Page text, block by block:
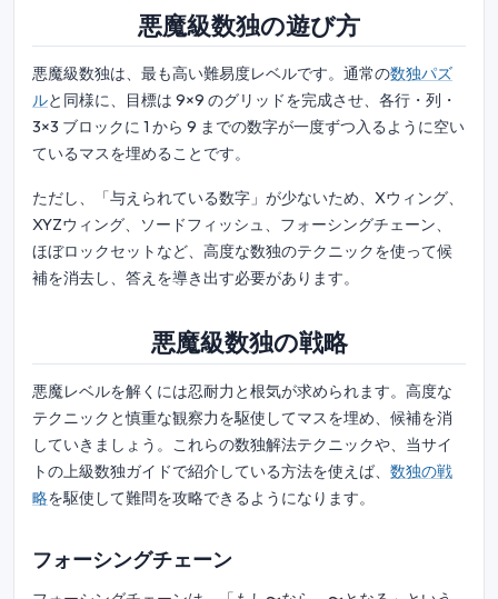
悪魔級数独の遊び方
悪魔級数独は、最も高い難易度レベルです。通常の数独パズ
ルと同様に、目標は 9×9 のグリッドを完成させ、各行・列・
3×3 ブロックに 1 から 9 までの数字が一度ずつ入るように空い
ているマスを埋めることです。
ただし、「与えられている数字」が少ないため、Xウィング、
XYZウィング、ソードフィッシュ、フォーシングチェーン、
ほぼロックセットなど、高度な数独のテクニックを使って候
補を消去し、答えを導き出す必要があります。
悪魔級数独の戦略
悪魔レベルを解くには忍耐力と根気が求められます。高度な
テクニックと慎重な観察力を駆使してマスを埋め、候補を消
していきましょう。これらの数独解法テクニックや、当サイ
トの上級数独ガイドで紹介している方法を使えば、 数独の戦
略を駆使して難問を攻略できるようになります。
フォーシングチェーン